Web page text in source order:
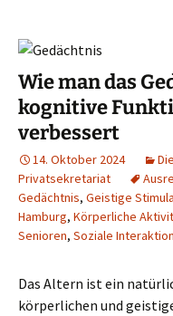
Wie man das
kognitive
verbessert
14. Oktober 2024
Privatsekretariat
Gedächtnis, Geistige
Hamburg, Körperliche
Senioren, Soziale Interaktion
Das Altern ist ein
körperlichen und